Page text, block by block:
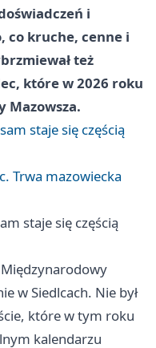
i
co kruche, cenne i
też
które w 2026 roku
Mazowsza.
staje się częścią
Trwa mazowiecka
staje się częścią
Międzynarodowy
w Siedlcach. Nie był
które w tym roku
kalendarzu